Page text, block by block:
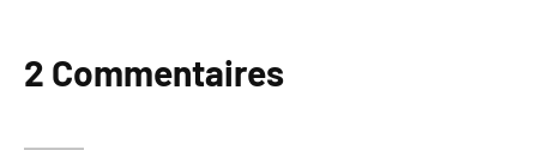
2 Commentaires